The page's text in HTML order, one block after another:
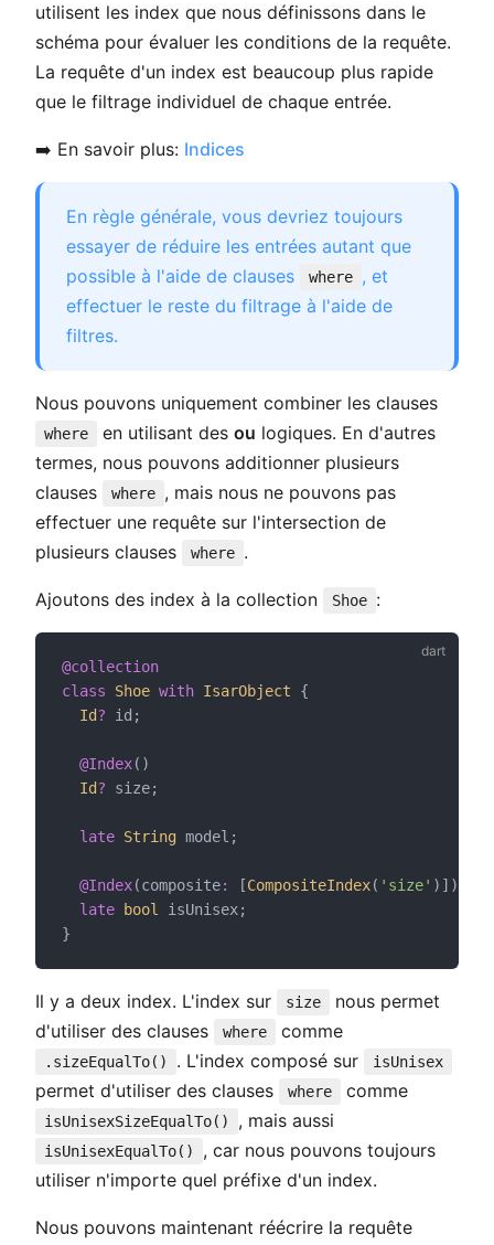
utilisent les index que nous définissons dans le
schéma pour évaluer les conditions de la requête.
La requête d'un index est beaucoup plus rapide
que le filtrage individuel de chaque entrée.
➡️ En savoir plus: Indices
En règle générale, vous devriez toujours
essayer de réduire les entrées autant que
possible à l'aide de clauses
where , et
effectuer le reste du filtrage à l'aide de
filtres.
Nous pouvons uniquement combiner les clauses
where en utilisant des ou logiques. En d'autres
termes, nous pouvons additionner plusieurs
clauses
where , mais nous ne pouvons pas
effectuer une requête sur l'intersection de
plusieurs clauses
where .
Ajoutons des index à la collection Shoe :
@collection
class
Shoe with IsarObject {
Id? id;
@Index()
Id? size;
late String model;
@Index(composite: [CompositeIndex( 'size' )])
late
bool isUnisex;
}
Il y a deux index. L'index sur size
nous permet
d'utiliser des clauses
where comme
.sizeEqualTo() . L'index composé sur isUnisex
permet d'utiliser des clauses where comme
isUnisexSizeEqualTo() , mais aussi
isUnisexEqualTo()
, car nous pouvons toujours
utiliser n'importe quel préfixe d'un index.
Nous pouvons maintenant réécrire la requête